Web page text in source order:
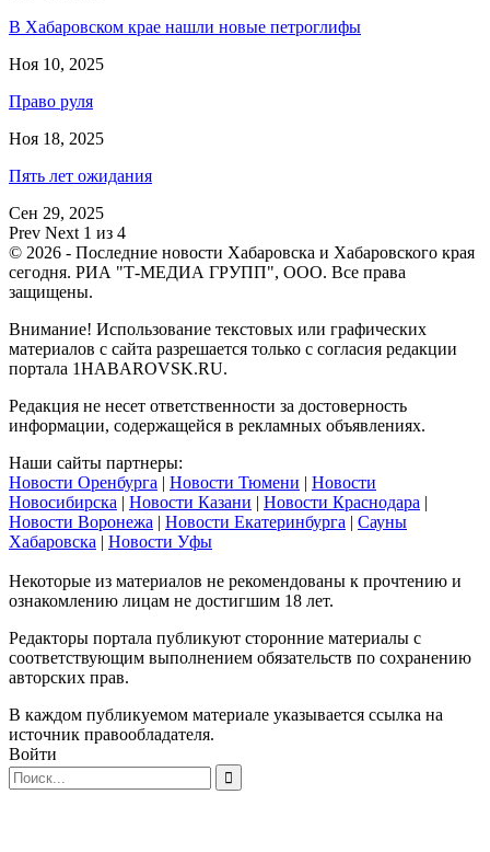
В Хабаровском крае нашли новые петроглифы
Ноя 10, 2025
Право руля
Ноя 18, 2025
Пять лет ожидания
Сен 29, 2025
Prev Next 1 из 4
© 2026 - Последние новости Хабаровска и Хабаровского края
сегодня. РИА "Т-МЕДИА ГРУПП", ООО. Все права
защищены.
Внимание! Использование текстовых или графических
материалов с сайта разрешается только c согласия редакции
портала 1HABAROVSK.RU.
Редакция не несет ответственности за достоверность
информации, содержащейся в рекламных объявлениях.
Наши сайты партнеры:
Новости Оренбурга | Новости Тюмени | Новости
Новосибирска | Новости Казани | Новости Краснодара |
Новости Воронежа | Новости Екатеринбурга | Сауны
Хабаровска | Новости Уфы
Некоторые из материалов не рекомендованы к прочтению и
ознакомлению лицам не достигшим 18 лет.
Редакторы портала публикуют сторонние материалы с
соответствующим выполнением обязательств по сохранению
авторских прав.
В каждом публикуемом материале указывается ссылка на
источник правообладателя.
Войти